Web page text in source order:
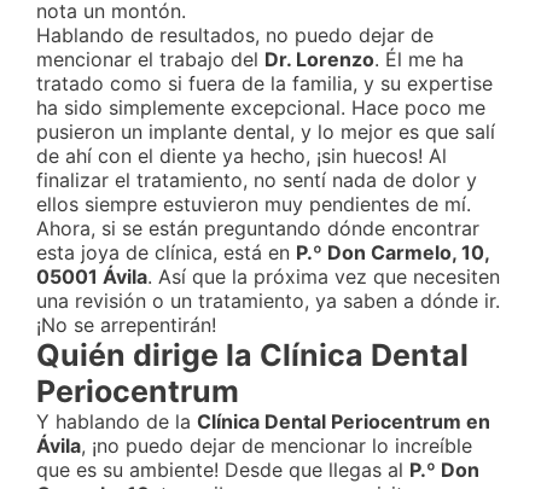
nota un montón.
Hablando de resultados, no puedo dejar de
mencionar el trabajo del Dr. Lorenzo. Él me ha
tratado como si fuera de la familia, y su expertise
ha sido simplemente excepcional. Hace poco me
pusieron un implante dental, y lo mejor es que salí
de ahí con el diente ya hecho, ¡sin huecos! Al
finalizar el tratamiento, no sentí nada de dolor y
ellos siempre estuvieron muy pendientes de mí.
Ahora, si se están preguntando dónde encontrar
esta joya de clínica, está en P.º Don Carmelo, 10,
05001 Ávila. Así que la próxima vez que necesiten
una revisión o un tratamiento, ya saben a dónde ir.
¡No se arrepentirán!
Quién dirige la Clínica Dental
Periocentrum
Y hablando de la Clínica Dental Periocentrum en
Ávila, ¡no puedo dejar de mencionar lo increíble
que es su ambiente! Desde que llegas al P.º Don